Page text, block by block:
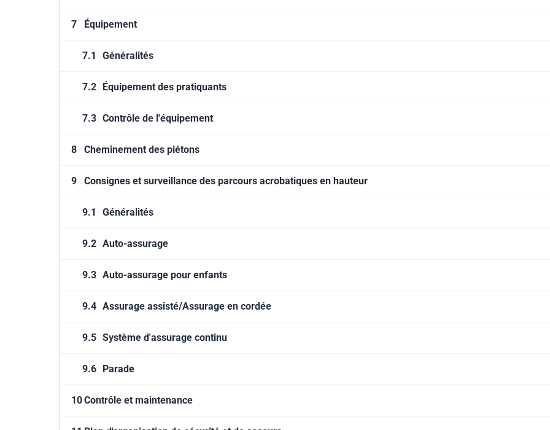
7 Équipement
7.1 Généralités
7.2 Équipement des pratiquants
7.3 Contrôle de l'équipement
8 Cheminement des piétons
9 Consignes et surveillance des parcours acrobatiques en hauteur
9.1 Généralités
9.2 Auto-assurage
9.3 Auto-assurage pour enfants
9.4 Assurage assisté/Assurage en cordée
9.5 Système d'assurage continu
9.6 Parade
10Contrôle et maintenance